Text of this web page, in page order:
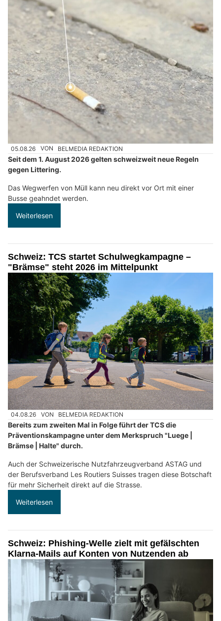
05.08.26 VON BELMEDIA REDAKTION
Seit dem 1. August 2026 gelten schweizweit neue Regeln
gegen Littering.
Das Wegwerfen von Müll kann neu direkt vor Ort mit einer
Busse geahndet werden.
Weiterlesen
Schweiz: TCS startet Schulwegkampagne –
"Brämse" steht 2026 im Mittelpunkt
04.08.26 VON BELMEDIA REDAKTION
Bereits zum zweiten Mal in Folge führt der TCS die
Präventionskampagne unter dem Merkspruch "Luege |
Brämse | Halte" durch.
Auch der Schweizerische Nutzfahrzeugverband ASTAG und
der Berufsverband Les Routiers Suisses tragen diese Botschaft
für mehr Sicherheit direkt auf die Strasse.
Weiterlesen
Schweiz: Phishing-Welle zielt mit gefälschten
Klarna-Mails auf Konten von Nutzenden ab